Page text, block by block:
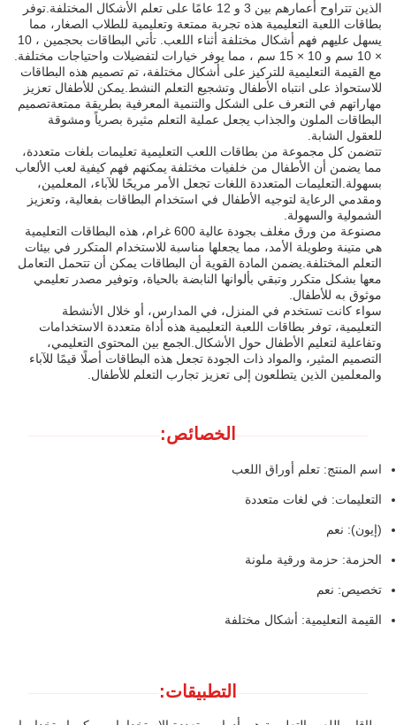
الذين تتراوح أعمارهم بين 3 و 12 عامًا على تعلم الأشكال المختلفة.توفر
بطاقات اللعبة التعليمية هذه تجربة ممتعة وتعليمية للطلاب الصغار، مما
يسهل عليهم فهم أشكال مختلفة أثناء اللعب. تأتي البطاقات بحجمين ، 10
× 10 سم و 10 × 15 سم ، مما يوفر خيارات لتفضيلات واحتياجات مختلفة.
مع القيمة التعليمية للتركيز على أشكال مختلفة، تم تصميم هذه البطاقات
للاستحواذ على انتباه الأطفال وتشجيع التعلم النشط.يمكن للأطفال تعزيز
مهاراتهم في التعرف على الشكل والتنمية المعرفية بطريقة ممتعةتصميم
البطاقات الملون والجذاب يجعل عملية التعلم مثيرة بصرياً ومشوقة
للعقول الشابة.
تتضمن كل مجموعة من بطاقات اللعب التعليمية تعليمات بلغات متعددة،
مما يضمن أن الأطفال من خلفيات مختلفة يمكنهم فهم كيفية لعب الألعاب
بسهولة.التعليمات المتعددة اللغات تجعل الأمر مريحًا للآباء، المعلمين،
ومقدمي الرعاية لتوجيه الأطفال في استخدام البطاقات بفعالية، وتعزيز
الشمولية والسهولة.
مصنوعة من ورق مغلف بجودة عالية 600 غرام، هذه البطاقات التعليمية
هي متينة وطويلة الأمد، مما يجعلها مناسبة للاستخدام المتكرر في بيئات
التعلم المختلفة.يضمن المادة القوية أن البطاقات يمكن أن تتحمل التعامل
معها بشكل متكرر وتبقي بألوانها النابضة بالحياة، وتوفير مصدر تعليمي
موثوق به للأطفال.
سواء كانت تستخدم في المنزل، في المدارس، أو خلال الأنشطة
التعليمية، توفر بطاقات اللعبة التعليمية هذه أداة متعددة الاستخدامات
وتفاعلية لتعليم الأطفال حول الأشكال.الجمع بين المحتوى التعليمي،
التصميم المثير، والمواد ذات الجودة تجعل هذه البطاقات أصلًا قيمًا للآباء
والمعلمين الذين يتطلعون إلى تعزيز تجارب التعلم للأطفال.
الخصائص:
اسم المنتج: تعلم أوراق اللعب
التعليمات: في لغات متعددة
(إيون): نعم
الحزمة: حزمة ورقية ملونة
تخصيص: نعم
القيمة التعليمية: أشكال مختلفة
التطبيقات: